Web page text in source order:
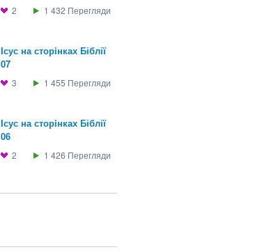
2 1 432 Перегляди
Iсус на сторiнках Біблії
07
3 1 455 Перегляди
Iсус на сторiнках Біблії
06
2 1 426 Перегляди